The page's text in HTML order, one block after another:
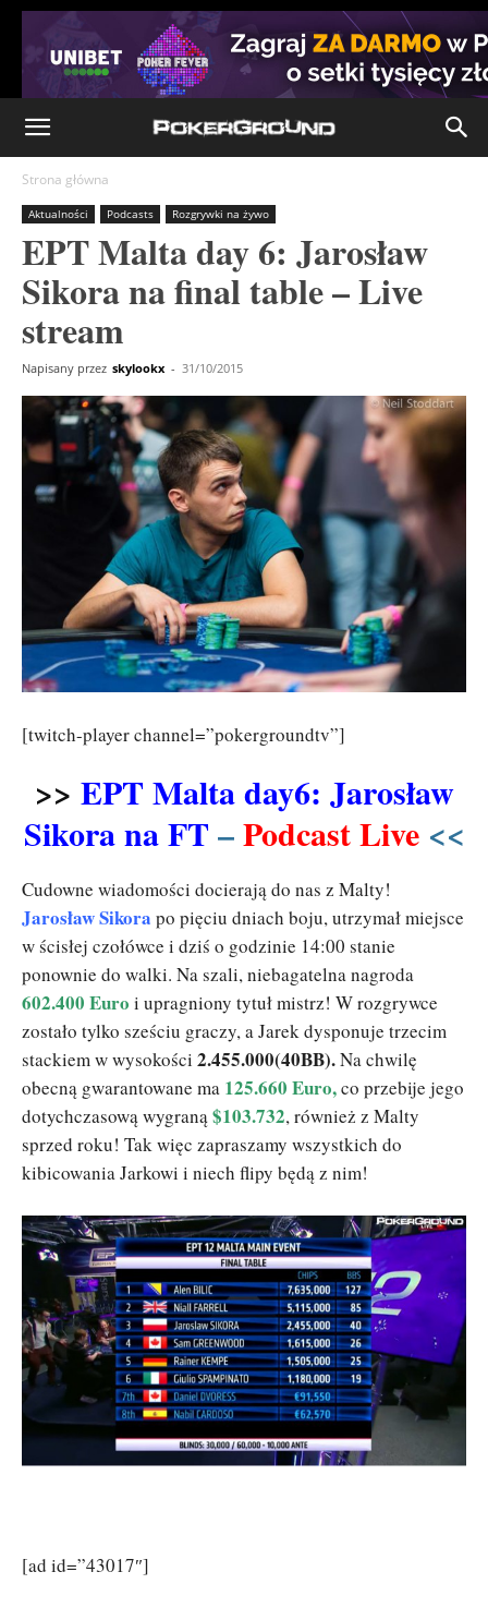
Strona główna
Aktualności Podcasts Rozgrywki na żywo
EPT Malta day 6: Jarosław
Sikora na final table – Live
stream
Napisany przez skylookx - 31/10/2015
[twitch-player channel=”pokergroundtv”]
>> EPT Malta day6: Jarosław
Sikora na FT –Podcast Live<<
Cudowne wiadomości docierają do nas z Malty!
Jarosław Sikora po pięciu dniach boju, utrzymał miejsce
w ścisłej czołówce i dziś o godzinie 14:00 stanie
ponownie do walki. Na szali, niebagatelna nagroda
602.400 Euro i upragniony tytuł mistrz! W rozgrywce
zostało tylko sześciu graczy, a Jarek dysponuje trzecim
stackiem w wysokości 2.455.000(40BB).Na chwilę
obecną gwarantowane ma 125.660 Euro,co przebije jego
dotychczasową wygraną$103.732, również z Malty
sprzed roku! Tak więc zapraszamy wszystkich do
kibicowania Jarkowi i niech flipy będą z nim!
[ad id=”43017″]